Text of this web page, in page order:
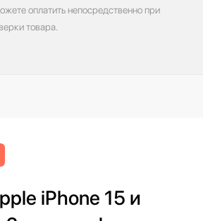
оплатить непосредственно при
товара.
iPhone 15 и